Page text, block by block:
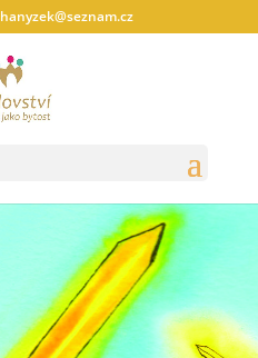
hanyzek@seznam.cz